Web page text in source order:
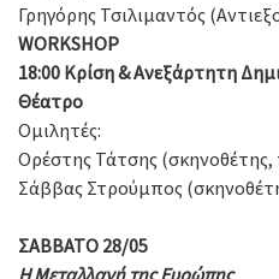
Γρηγόρης Τσιλιμαντός
WORKSHOP
18:00 Κρίση & Ανεξάρτητη
Θέατρο
Ομιλητές:
Ορέστης Τάτσης (σκηνοθέτης,
Σάββας Στρούμπος
ΣΑΒΒΑΤΟ 28/05
Η Μεταλλαγή της Ευρώπης